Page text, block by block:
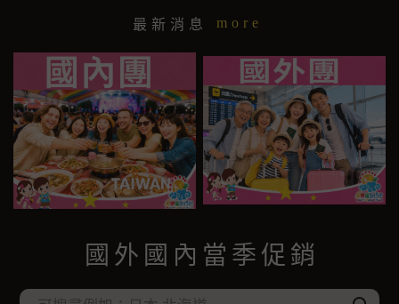
最新消息
more
國外國內當季促銷